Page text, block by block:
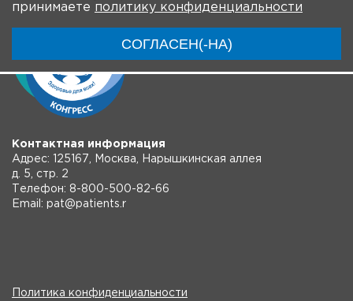
принимаете политику конфиденциальности
СОГЛАСЕН(-НА)
Контактная информация
Адрес: 125167, Москва, Нарышкинская аллея
д. 5, стр. 2
Телефон: 8-800-500-82-66
Email: pat@patients.r
Политика конфиденциальности